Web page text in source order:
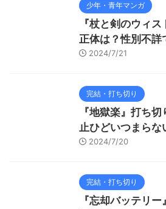
少年・青年マンガ
『杖と剣のウィ
正体は？性別不詳
2024/7/21
完結・打ち切り
『地獄楽』打ち
止ひどいつまらな
2024/7/20
完結・打ち切り
『忘却バッテリ